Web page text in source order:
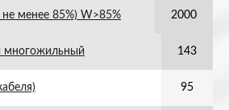
менее 85%) W>85% 2000
многожильный 143
95